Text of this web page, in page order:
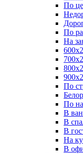
По
По
На
По
По
В
В
В
На
В